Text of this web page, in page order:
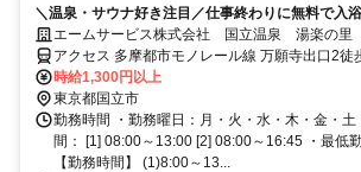
＼温泉・サウナ好き注目／仕事終わりに無料で入
理のお仕事【調理師免許なしでもOK】
エームサービス株式会社 国立温泉 湯楽の
アクセス 多摩都市モノレール線 万願寺出口2徒
線 矢川南口徒歩約15分、ＪＲ南武線 西国立徒
動設定しているため、MAPの位置がずれている
時給1,300円以上
東京都国立市
勤務時間 ・勤務曜日：月・火・水・木・金・
間： [1] 08:00～13:00 [2] 08:00～16:45 ・最低
【勤務時間】 (1)8:00～13...